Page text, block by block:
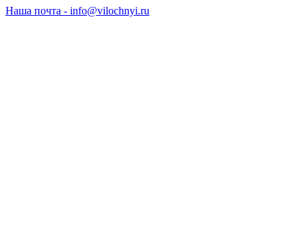
Наша почта - info@vilochnyi.ru